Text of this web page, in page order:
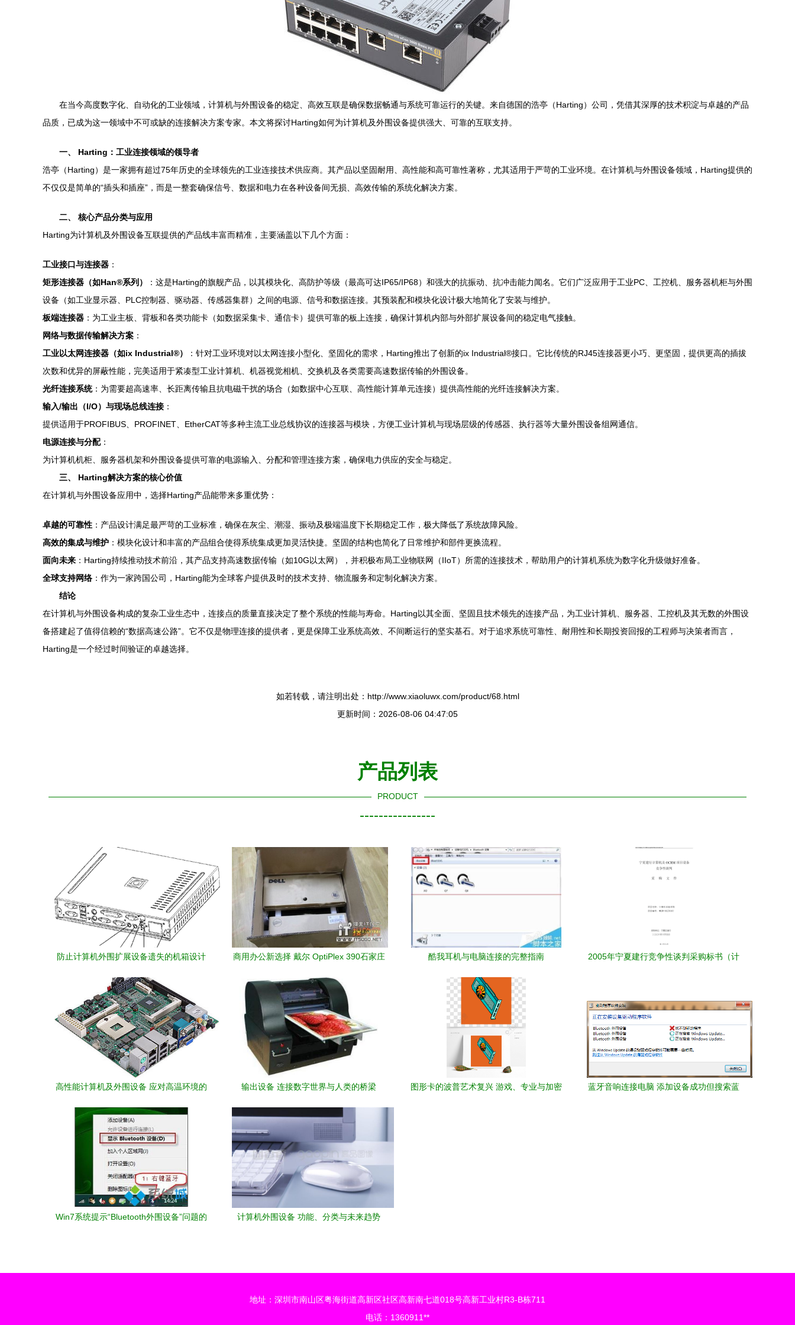
在当今高度数字化、自动化的工业领域，计算机与外围设备的稳定、高效互联是确保数据畅通与系统可靠运行的关键。来自德国的浩亭（Harting）公司，凭借其深厚的技术积淀与卓越的产品
品质，已成为这一领域中不可或缺的连接解决方案专家。本文将探讨Harting如何为计算机及外围设备提供强大、可靠的互联支持。
一、 Harting：工业连接领域的领导者
浩亭（Harting）是一家拥有超过75年历史的全球领先的工业连接技术供应商。其产品以坚固耐用、高性能和高可靠性著称，尤其适用于严苛的工业环境。在计算机与外围设备领域，Harting提供的
不仅仅是简单的“插头和插座”，而是一整套确保信号、数据和电力在各种设备间无损、高效传输的系统化解决方案。
二、 核心产品分类与应用
Harting为计算机及外围设备互联提供的产品线丰富而精准，主要涵盖以下几个方面：
工业接口与连接器 ：
矩形连接器（如Han®系列）
：这是Harting的旗舰产品，以其模块化、高防护等级（最高可达IP65/IP68）和强大的抗振动、抗冲击能力闻名。它们广泛应用于工业PC、工控机、服务器机柜与外围
设备（如工业显示器、PLC控制器、驱动器、传感器集群）之间的电源、信号和数据连接。其预装配和模块化设计极大地简化了安装与维护。
板端连接器 ：为工业主板、背板和各类功能卡（如数据采集卡、通信卡）提供可靠的板上连接，确保计算机内部与外部扩展设备间的稳定电气接触。
网络与数据传输解决方案 ：
工业以太网连接器（如ix Industrial®）
：针对工业环境对以太网连接小型化、坚固化的需求，Harting推出了创新的ix Industrial®接口。它比传统的RJ45连接器更小巧、更坚固，提供更高的插拔
次数和优异的屏蔽性能，完美适用于紧凑型工业计算机、机器视觉相机、交换机及各类需要高速数据传输的外围设备。
光纤连接系统：为需要超高速率、长距离传输且抗电磁干扰的场合（如数据中心互联、高性能计算单元连接）提供高性能的光纤连接解决方案。
输入/输出（I/O）与现场总线连接 ：
提供适用于PROFIBUS、PROFINET、EtherCAT等多种主流工业总线协议的连接器与模块，方便工业计算机与现场层级的传感器、执行器等大量外围设备组网通信。
电源连接与分配：
为计算机机柜、服务器机架和外围设备提供可靠的电源输入、分配和管理连接方案，确保电力供应的安全与稳定。
三、 Harting解决方案的核心价值
在计算机与外围设备应用中，选择Harting产品能带来多重优势：
卓越的可靠性 ：产品设计满足最严苛的工业标准，确保在灰尘、潮湿、振动及极端温度下长期稳定工作，极大降低了系统故障风险。
高效的集成与维护 ：模块化设计和丰富的产品组合使得系统集成更加灵活快捷。坚固的结构也简化了日常维护和部件更换流程。
面向未来 ：Harting持续推动技术前沿，其产品支持高速数据传输（如10G以太网），并积极布局工业物联网（IIoT）所需的连接技术，帮助用户的计算机系统为数字化升级做好准备。
全球支持网络 ：作为一家跨国公司，Harting能为全球客户提供及时的技术支持、物流服务和定制化解决方案。
结论
在计算机与外围设备构成的复杂工业生态中，连接点的质量直接决定了整个系统的性能与寿命。Harting以其全面、坚固且技术领先的连接产品，为工业计算机、服务器、工控机及其无数的外围设
备搭建起了值得信赖的“数据高速公路”。它不仅是物理连接的提供者，更是保障工业系统高效、不间断运行的坚实基石。对于追求系统可靠性、耐用性和长期投资回报的工程师与决策者而言，
Harting是一个经过时间验证的卓越选择。
如若转载，请注明出处：http://www.xiaoluwx.com/product/68.html
更新时间：2026-08-06 04:47:05
产品列表
PRODUCT
----------------
防止计算机外围扩展设备遗失的机箱设计
商用办公新选择 戴尔 OptiPlex 390石家庄
酷我耳机与电脑连接的完整指南
2005年宁夏建行竞争性谈判采购标书（计
高性能计算机及外围设备 应对高温环境的
输出设备 连接数字世界与人类的桥梁
图形卡的波普艺术复兴 游戏、专业与加密
蓝牙音响连接电脑 添加设备成功但搜索蓝
Win7系统提示“Bluetooth外围设备”问题的
计算机外围设备 功能、分类与未来趋势
地址：深圳市南山区粤海街道高新区社区高新南七道018号高新工业村R3-B栋711
电话：1360911**